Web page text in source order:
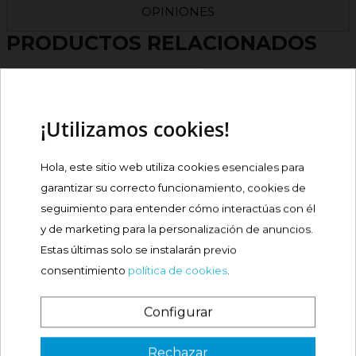
OPINIONES
PRODUCTOS RELACIONADOS
COMPRIMIDOS
IBEROGAST ELEMENTAL
Precio
11,31 €
Comprar
¿Es tu primera vez? ¡SORPRESA!
¡Utilizamos cookies!
Hola, este sitio web utiliza cookies esenciales para
garantizar su correcto funcionamiento, cookies de
seguimiento para entender cómo interactúas con él
y de marketing para la personalización de anuncios.
Estas últimas solo se instalarán previo
consentimiento política de cookies.
Configurar
Rechazar